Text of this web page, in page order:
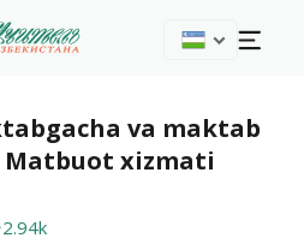
va maktab
xizmati
2.94k